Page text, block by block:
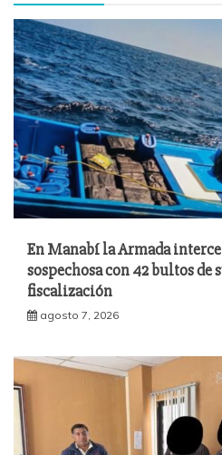
En Manabí la Armada
sospechosa con 42 bultos de
fiscalización
agosto 7, 2026